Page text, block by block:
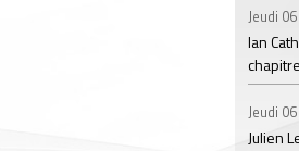
Jeudi
Ian
Jeudi
Julien